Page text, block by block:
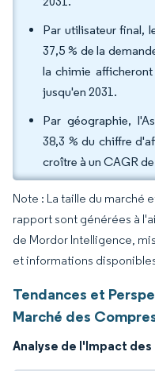
Par utilisateur final,
37,5 % de la
la chimie
jusqu'en 2031.
Par géographie,
38,3 % du chiffre
croître à un CAGR
Note : La taille du marché
rapport sont générées à
de Mordor Intelligence,
et informations
Tendances et
Marché des
Analyse de l'Impact